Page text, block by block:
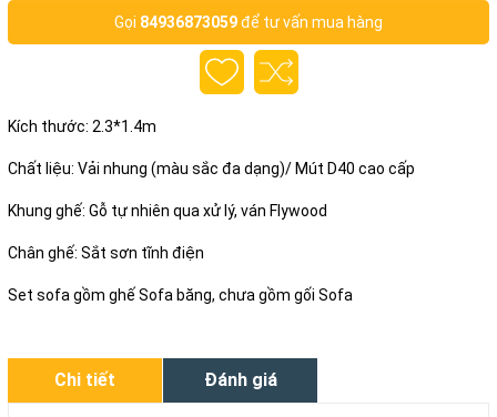
Gọi 84936873059để tư vấn mua hàng
Kích thước: 2.3*1.4m
Chất liệu: Vải nhung (màu sắc đa dạng)/ Mút D40 cao cấp
Khung ghế: Gỗ tự nhiên qua xử lý, ván Flywood
Chân ghế: Sắt sơn tĩnh điện
Set sofa gồm ghế Sofa băng, chưa gồm gối Sofa
Chi tiết Đánh giá